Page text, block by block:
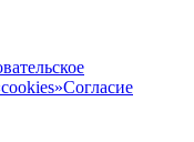
Согласие